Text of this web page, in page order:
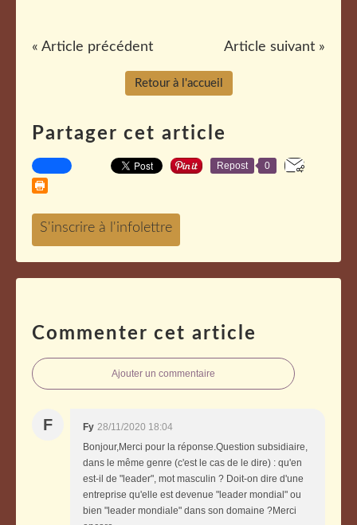
« Article précédent Article suivant »
Retour à l'accueil
Partager cet article
Repost 0
Commenter cet article
Ajouter un commentaire
F Fy 28/11/2020 18:04
Bonjour,Merci pour la réponse.Question subsidiaire,
dans le même genre (c'est le cas de le dire) : qu'en
est-il de "leader", mot masculin ? Doit-on dire d'une
entreprise qu'elle est devenue "leader mondial" ou
bien "leader mondiale" dans son domaine ?Merci